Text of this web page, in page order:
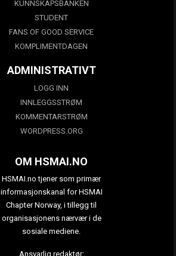
KUNNSKAPSBANKEN
STUDENT
FANS OF GOOD SERVICE
KOMPLIMENTDAGEN
ADMINISTRATIVT
LOGG INN
INNLEGGSSTRØM
KOMMENTARSTRØM
WORDPRESS.ORG
OM HSMAI.NO
HSMAI.no tjener som primær
informasjonskanal for HSMAI
Chapter Norway, i tillegg til
organisasjonens nærvær i de
sosiale mediene.
Ansvarlig redaktør: